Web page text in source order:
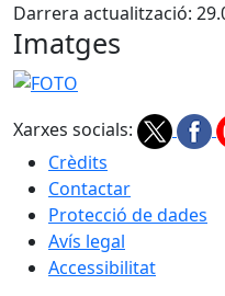
Darrera actualització:
Imatges
FOTO
Xarxes socials:
Crèdits
Contactar
Protecció de dades
Avís legal
Accessibilitat